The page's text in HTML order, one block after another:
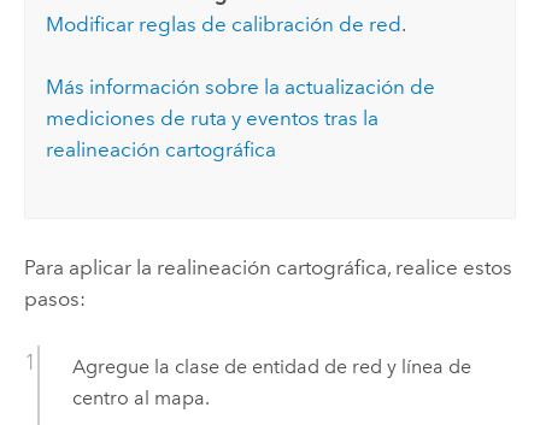
Modificar reglas de calibración de red.
Más información sobre la actualización de
mediciones de ruta y eventos tras la
realineación cartográfica
Para aplicar la realineación cartográfica, realice estos
pasos:
Agregue la clase de entidad de red y línea de
centro al mapa.